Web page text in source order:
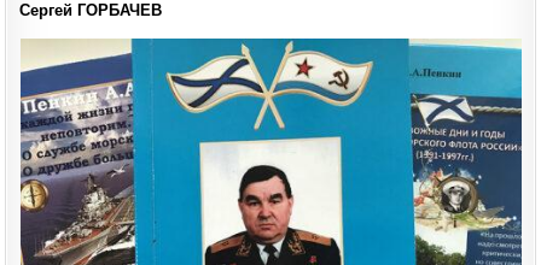
Сергей ГОРБАЧЕВ